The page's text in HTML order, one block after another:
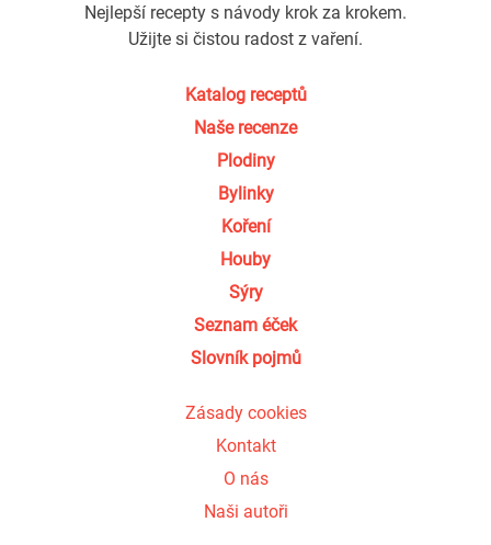
Nejlepší recepty s návody krok za krokem.
Užijte si čistou radost z vaření.
Katalog receptů
Naše recenze
Plodiny
Bylinky
Koření
Houby
Sýry
Seznam éček
Slovník pojmů
Zásady cookies
Kontakt
O nás
Naši autoři